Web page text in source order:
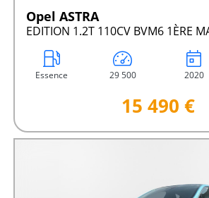
Opel ASTRA
EDITION 1.2T 110CV BVM6 1ÈRE
Essence 29 500 2020
15 490 €